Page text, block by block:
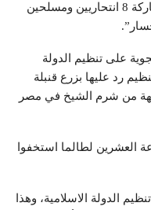
ونوه كاتب المقال إلى أن “تداعيات مشاركة 8 انتحاريين ومسلحين
على تنظيم الدولة
فإن التنظيم رد عليها بزرع قنبلة
من شرم الشيخ في مصر
العشرين لطالما استخفوا
الدولة الاسلامية، وهذا